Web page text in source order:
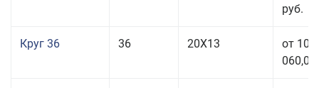
руб.
Круг 36 36 20Х13
от 101
060,00